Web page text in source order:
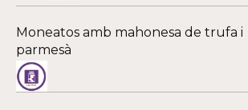
Moneatos amb mahonesa de trufa i
parmesà